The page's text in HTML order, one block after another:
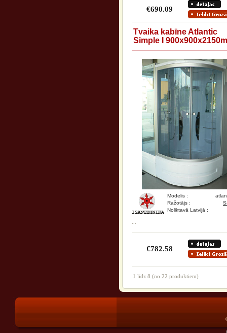
€690.09
Tvaika kabīne Atlantic
Simple I
Modelis :
Ražotājs :
Noliktavā Latvijā :
€782.58
1 līdz 8 (no 22 produktiem)